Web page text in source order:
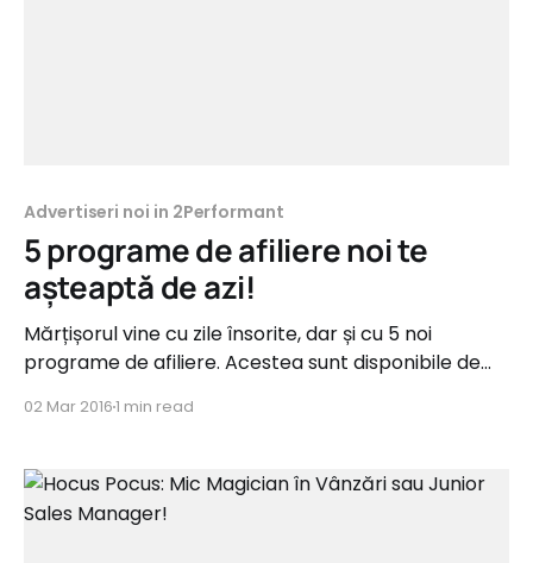
Advertiseri noi in 2Performant
5 programe de afiliere noi te
așteaptă de azi!
Mărțișorul vine cu zile însorite, dar și cu 5 noi
programe de afiliere. Acestea sunt disponibile de
categorii precum Fashion, Cosmetice, Home&Deco
dedicată doamnelor și domnișoarelor. :) luna-
02 Mar 20161 min read